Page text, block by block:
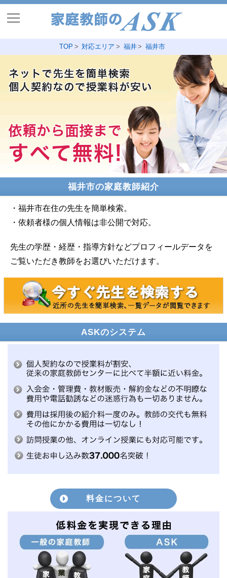
TOP 対応エリア 福井 福井市
福井市の家庭教師紹介
・福井市在住の先生を簡単検索。
・依頼者様の個人情報は非公開で対応。
先生の学歴・経歴・指導方針などプロフィールデータを
ご覧いただき教師をお選びいただけます。
ASKのシステム
料金について